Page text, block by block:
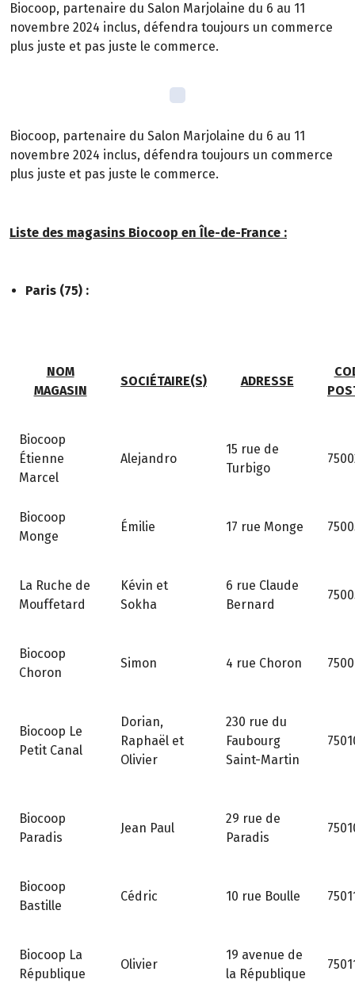
Biocoop, partenaire du Salon Marjolaine du 6 au 11
novembre 2024 inclus, défendra toujours un commerce
plus juste et pas juste le commerce.
Biocoop, partenaire du Salon Marjolaine du 6 au 11
novembre 2024 inclus, défendra toujours un commerce
plus juste et pas juste le commerce.
Liste des magasins Biocoop en Île-de-France :
Paris (75) :
NOM
MAGASIN
SOCIÉTAIRE(S) ADRESSE
Biocoop
Étienne
Marcel
Alejandro
15 rue de
Turbigo
Biocoop
Monge
Émilie 17 rue Monge
La Ruche de
Mouffetard
Kévin et
Sokha
6 rue Claude
Bernard
Biocoop
Choron
Simon 4 rue Choron
Biocoop Le
Petit Canal
Dorian,
Raphaël et
Olivier
230 rue du
Faubourg
Saint-Martin
Biocoop
Paradis
Jean Paul
29 rue de
Paradis
Biocoop
Bastille
Cédric 10 rue Boulle
Biocoop La
République
Olivier
19 avenue de
la République